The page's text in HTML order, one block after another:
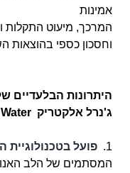
אמינות
המרכך, מיעוט התקלות
וחסכון כספי בהוצאות
היתרונות הבלעדיים
ג'נרל אלקטריק GE Water :
1.
פועל
המסתמים של הלב